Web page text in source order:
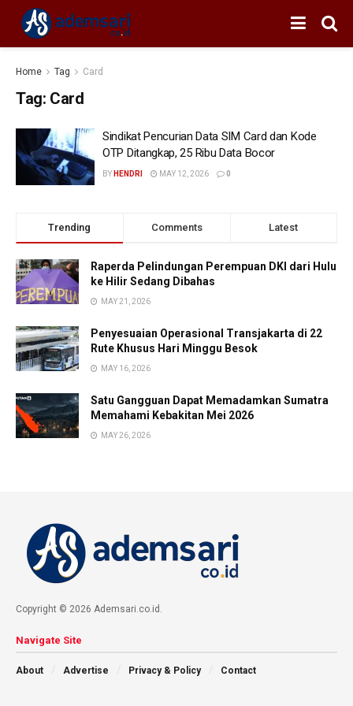
Home Tag Card
Tag: Card
Sindikat Pencurian Data SIM Card dan Kode
OTP Ditangkap, 25 Ribu Data Bocor
BY HENDRI MAY 12, 2026 0
Trending Comments Latest
Raperda Pelindungan Perempuan DKI dari Hulu
ke Hilir Sedang Dibahas
MAY 21, 2026
Penyesuaian Operasional Transjakarta di 22
Rute Khusus Hari Minggu Besok
MAY 16, 2026
Satu Gangguan Dapat Memadamkan Sumatra
Memahami Kebakitan Mei 2026
MAY 26, 2026
Copyright © 2026 Ademsari.co.id.
Navigate Site
About Advertise Privacy & Policy Contact